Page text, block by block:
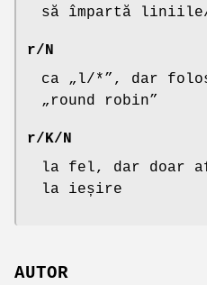
să împartă
r/N
ca „l/*”, dar
„round robin”
r/K/N
la fel, dar doar
la ieșire
AUTOR